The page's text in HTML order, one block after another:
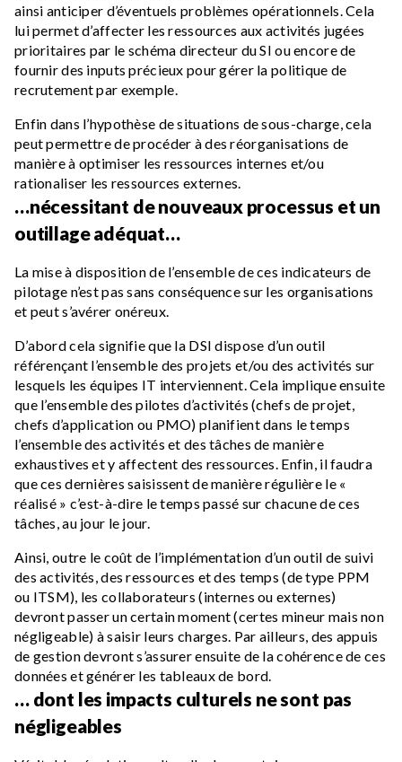
ainsi anticiper d’éventuels problèmes opérationnels. Cela
lui permet d’affecter les ressources aux activités jugées
prioritaires par le schéma directeur du SI ou encore de
fournir des inputs précieux pour gérer la politique de
recrutement par exemple.
Enfin dans l’hypothèse de situations de sous-charge, cela
peut permettre de procéder à des réorganisations de
manière à optimiser les ressources internes et/ou
rationaliser les ressources externes.
…nécessitant de nouveaux processus et un
outillage adéquat…
La mise à disposition de l’ensemble de ces indicateurs de
pilotage n’est pas sans conséquence sur les organisations
et peut s’avérer onéreux.
D’abord cela signifie que la DSI dispose d’un outil
référençant l’ensemble des projets et/ou des activités sur
lesquels les équipes IT interviennent. Cela implique ensuite
que l’ensemble des pilotes d’activités (chefs de projet,
chefs d’application ou PMO) planifient dans le temps
l’ensemble des activités et des tâches de manière
exhaustives et y affectent des ressources. Enfin, il faudra
que ces dernières saisissent de manière régulière le «
réalisé » c’est-à-dire le temps passé sur chacune de ces
tâches, au jour le jour.
Ainsi, outre le coût de l’implémentation d’un outil de suivi
des activités, des ressources et des temps (de type PPM
ou ITSM), les collaborateurs (internes ou externes)
devront passer un certain moment (certes mineur mais non
négligeable) à saisir leurs charges. Par ailleurs, des appuis
de gestion devront s’assurer ensuite de la cohérence de ces
données et générer les tableaux de bord.
… dont les impacts culturels ne sont pas
négligeables